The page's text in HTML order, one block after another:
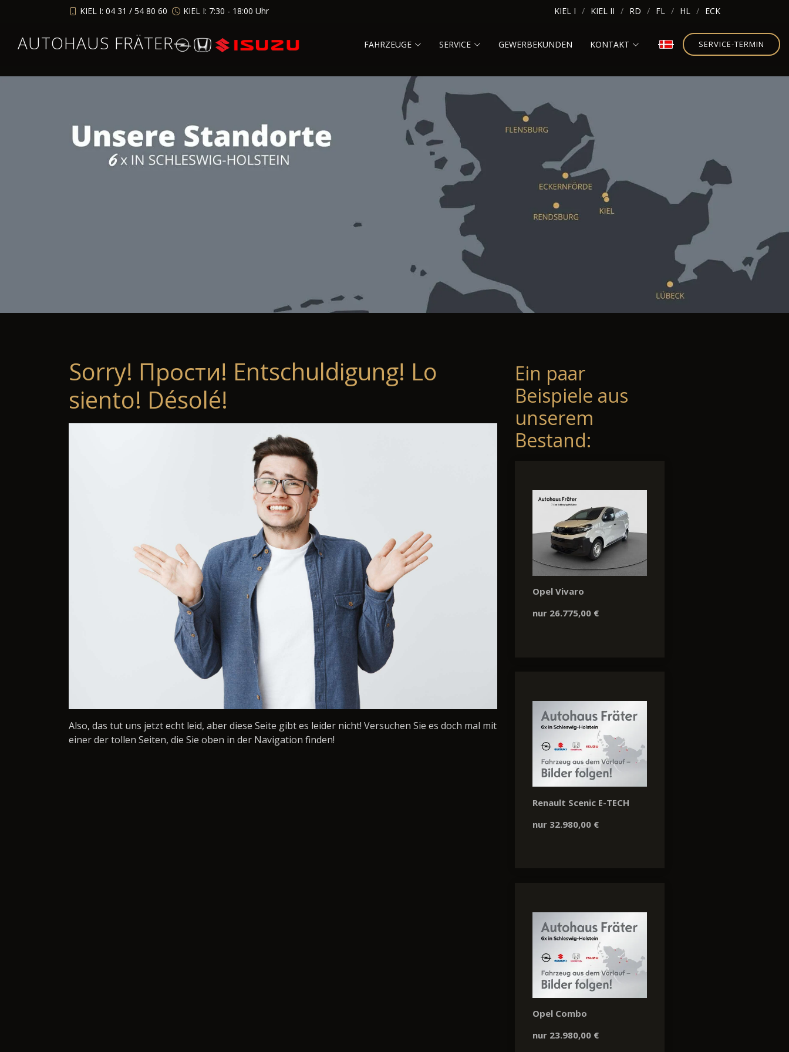
KIEL I: 04 31 / 54 80 60 KIEL I: 7:30 - 18:00 Uhr KIEL I KIEL II RD FL HL ECK
AUTOHAUS FRÄTER FAHRZEUGE SERVICE GEWERBEKUNDEN KONTAKT SERVICE-TERMIN
Sorry! Прости! Entschuldigung! Lo
siento! Désolé!
Also, das tut uns jetzt echt leid, aber diese Seite gibt es leider nicht! Versuchen Sie es doch mal mit
einer der tollen Seiten, die Sie oben in der Navigation finden!
Ein paar
Beispiele aus
unserem
Bestand:
Opel Vivaro
nur 26.775,00 €
Renault Scenic E-TECH
nur 32.980,00 €
Opel Combo
nur 23.980,00 €